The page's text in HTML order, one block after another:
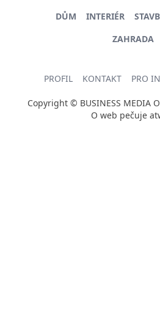
DŮM INTERIÉR
ZAHRADA
PROFIL KONTAKT PRO
Copyright © BUSINESS MEDIA